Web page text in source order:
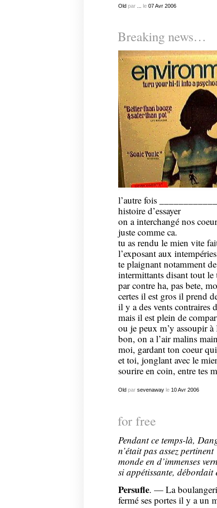
Oldpar le 07 Avr 2006
Breaking news…
l’autre fois
histoire d’essayer
on a interchangé nos
juste comme ca.
tu as rendu le mien vite
l’exposant aux
te plaignant notamment de
intermittants disant tout
par contre ha, pas bete,
certes il est gros il prend
il y a des vents contraires
mais il est plein de
ou je peux m’y assoupir à
bon, on a l’air malins
moi, gardant ton coeur
et toi, jonglant avec le
sourire en coin, entre tes
Oldpar sevenawayle 10 Avr 2006
for free
Pendant ce temps-là,
n’était pas assez
monde en d’immenses
si appétissante, débordait
Persufle. — La
fermé ses portes il y a un